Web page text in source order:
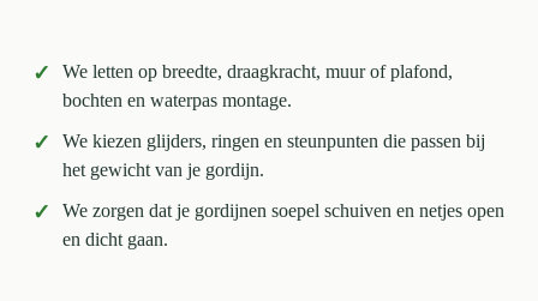
✓
We letten op breedte, draagkracht, muur of plafond,
bochten en waterpas montage.
✓
We kiezen glijders, ringen en steunpunten die passen bij
het gewicht van je gordijn.
✓
We zorgen dat je gordijnen soepel schuiven en netjes open
en dicht gaan.